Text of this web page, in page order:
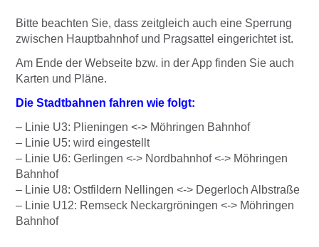
Bitte beachten Sie, dass zeitgleich auch eine Sperrung
zwischen Hauptbahnhof und Pragsattel eingerichtet ist.
Am Ende der Webseite bzw. in der App finden Sie auch
Karten und Pläne.
Die Stadtbahnen fahren wie folgt:
– Linie U3: Plieningen <-> Möhringen Bahnhof
– Linie U5: wird eingestellt
– Linie U6: Gerlingen <-> Nordbahnhof <-> Möhringen
Bahnhof
– Linie U8: Ostfildern Nellingen <-> Degerloch Albstraße
– Linie U12: Remseck Neckargröningen <-> Möhringen
Bahnhof